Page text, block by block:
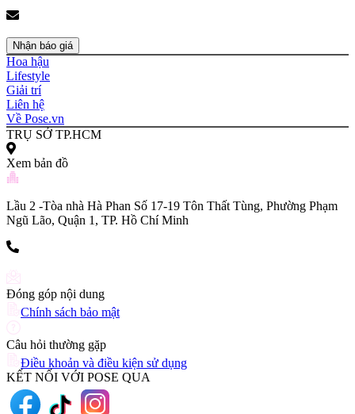
Nhận báo giá
Hoa hậu
Lifestyle
Giải trí
Liên hệ
Về Pose.vn
TRỤ SỞ TP.HCM
Xem bản đồ
Lầu 2 -Tòa nhà Hà Phan Số 17-19 Tôn Thất Tùng, Phường Phạm
Ngũ Lão, Quận 1, TP. Hồ Chí Minh
Đóng góp nội dung
Chính sách bảo mật
Câu hỏi thường gặp
Điều khoản và điều kiện sử dụng
KẾT NỐI VỚI POSE QUA